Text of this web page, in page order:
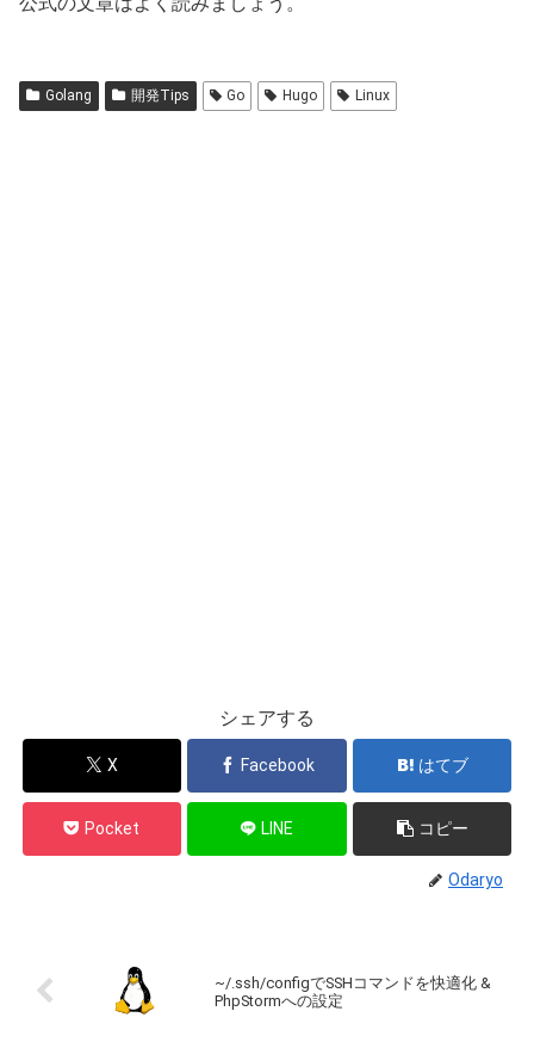
Golang 開発Tips Go Hugo Linux
シェアする
X Facebook はてブ
Pocket LINE コピー
Odaryo
~/.ssh/configでSSHコマンドを快適化 &
PhpStormへの設定